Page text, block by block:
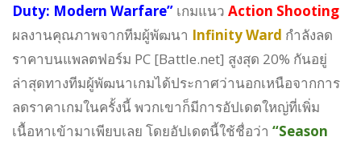
Duty: Modern Warfare” เกมแนว Action Shooting
ผลงานคุณภาพจากทีมผู้พัฒนา Infinity Ward กำลังลด
ราคาบนแพลตฟอร์ม PC [Battle.net] สูงสุด 20% กันอยู่
ล่าสุดทางทีมผู้พัฒนาเกมได้ประกาศว่านอกเหนือจากการ
ลดราคาเกมในครั้งนี้ พวกเขาก็มีการอัปเดตใหญ่ที่เพิ่ม
เนื้อหาเข้ามาเพียบเลย โดยอัปเดตนี้ใช้ชื่อว่า “Season